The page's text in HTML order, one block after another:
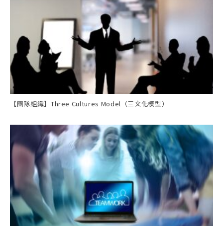
【團隊組織】Three Cultures Model（三文化模型）